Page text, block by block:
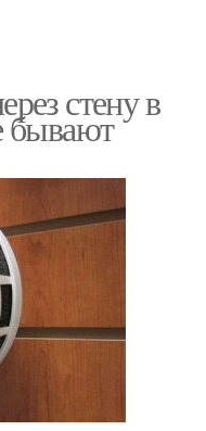
стену в
бывают